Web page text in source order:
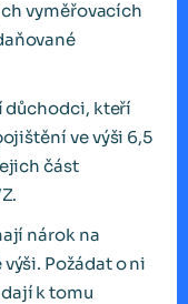
vyměřovacích
důchodci, kteří
ve výši 6,5
část
nárok na
Požádat o ni
k tomu